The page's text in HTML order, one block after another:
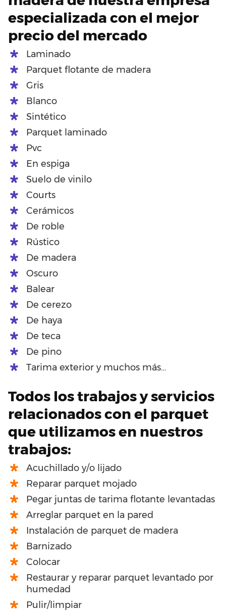
especializada con el mejor
precio del mercado
Laminado
Parquet flotante de madera
Gris
Blanco
Sintético
Parquet laminado
Pvc
En espiga
Suelo de vinilo
Courts
Cerámicos
De roble
Rústico
De madera
Oscuro
Balear
De cerezo
De haya
De teca
De pino
Tarima exterior y muchos más…
Todos los trabajos y servicios
relacionados con el parquet
que utilizamos en nuestros
trabajos:
Acuchillado y/o lijado
Reparar parquet mojado
Pegar juntas de tarima flotante levantadas
Arreglar parquet en la pared
Instalación de parquet de madera
Barnizado
Colocar
Restaurar y reparar parquet levantado por
humedad
Pulir/limpiar